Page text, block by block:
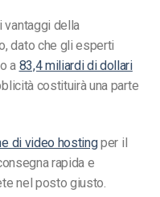
vantaggi della
dato che gli esperti
a 83,4 miliardi di dollari
costituirà una parte
di video hostingper il
rapida e
nel posto giusto.